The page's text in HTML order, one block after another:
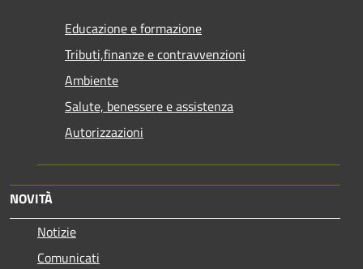
Educazione e formazione
Tributi,finanze e contravvenzioni
Ambiente
Salute, benessere e assistenza
Autorizzazioni
NOVITÀ
Notizie
Comunicati